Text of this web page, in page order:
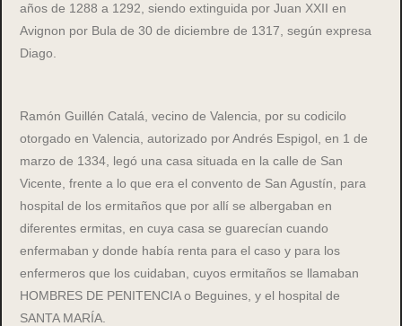
años de 1288 a 1292, siendo extinguida por Juan XXII en
Avignon por Bula de 30 de diciembre de 1317, según expresa
Diago.
Ramón Guillén Catalá, vecino de Valencia, por su codicilo
otorgado en Valencia, autorizado por Andrés Espigol, en 1 de
marzo de 1334, legó una casa situada en la calle de San
Vicente, frente a lo que era el convento de San Agustín, para
hospital de los ermitaños que por allí se albergaban en
diferentes ermitas, en cuya casa se guarecían cuando
enfermaban y donde había renta para el caso y para los
enfermeros que los cuidaban, cuyos ermitaños se llamaban
HOMBRES DE PENITENCIA o Beguines, y el hospital de
SANTA MARÍA.